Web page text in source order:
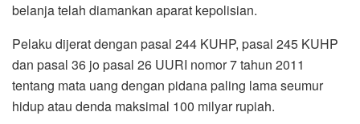
belanja telah diamankan aparat kepolisian.
Pelaku dijerat dengan pasal 244 KUHP, pasal 245 KUHP
dan pasal 36 jo pasal 26 UURI nomor 7 tahun 2011
tentang mata uang dengan pidana paling lama seumur
hidup atau denda maksimal 100 milyar rupiah.